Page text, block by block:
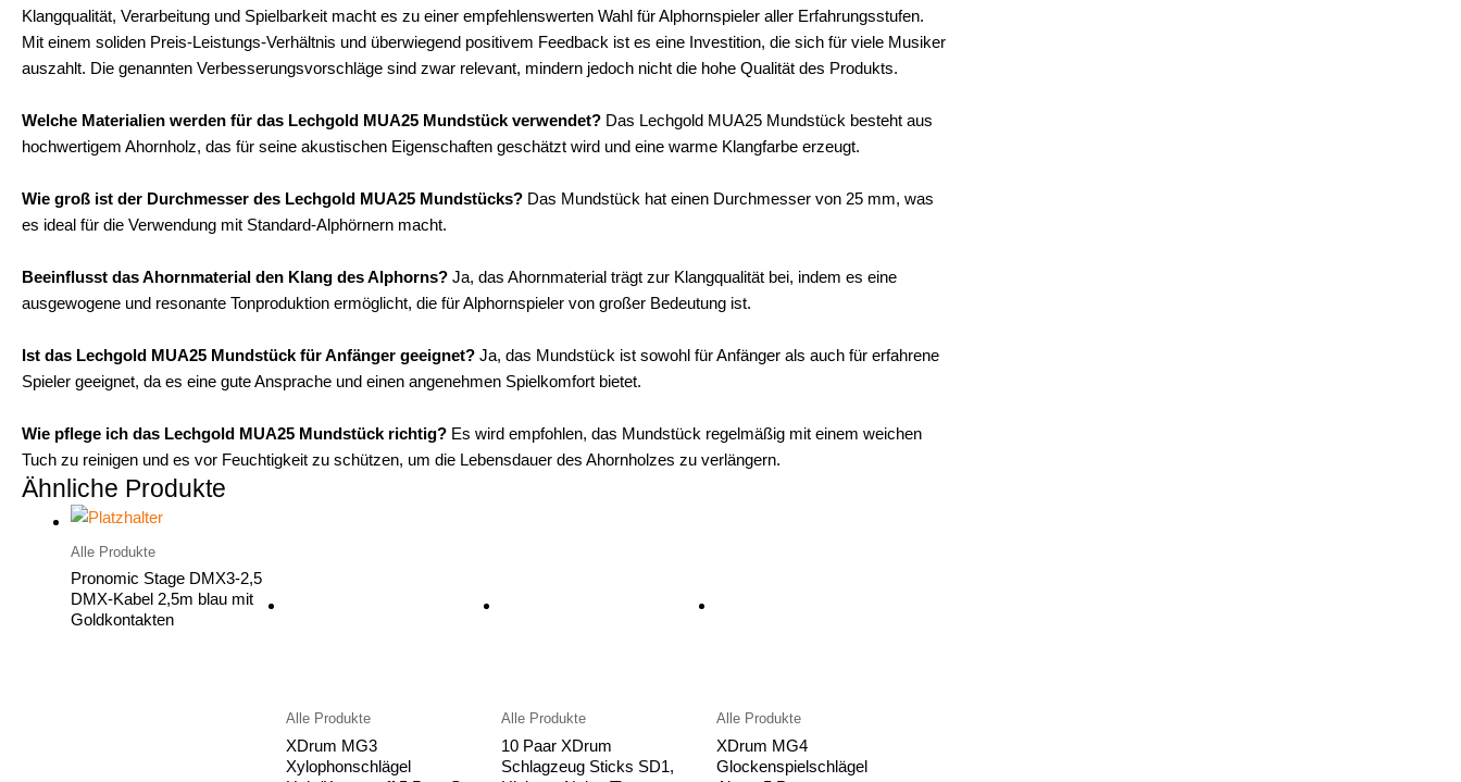
Klangqualität, Verarbeitung und Spielbarkeit macht es zu einer empfehlenswerten Wahl für Alphornspieler aller Erfahrungsstufen.
Mit einem soliden Preis-Leistungs-Verhältnis und überwiegend positivem Feedback ist es eine Investition, die sich für viele Musiker
auszahlt. Die genannten Verbesserungsvorschläge sind zwar relevant, mindern jedoch nicht die hohe Qualität des Produkts.
Welche Materialien werden für das Lechgold MUA25 Mundstück verwendet? Das Lechgold MUA25 Mundstück besteht aus
hochwertigem Ahornholz, das für seine akustischen Eigenschaften geschätzt wird und eine warme Klangfarbe erzeugt.
Wie groß ist der Durchmesser des Lechgold MUA25 Mundstücks? Das Mundstück hat einen Durchmesser von 25 mm, was
es ideal für die Verwendung mit Standard-Alphörnern macht.
Beeinflusst das Ahornmaterial den Klang des Alphorns? Ja, das Ahornmaterial trägt zur Klangqualität bei, indem es eine
ausgewogene und resonante Tonproduktion ermöglicht, die für Alphornspieler von großer Bedeutung ist.
Ist das Lechgold MUA25 Mundstück für Anfänger geeignet? Ja, das Mundstück ist sowohl für Anfänger als auch für erfahrene
Spieler geeignet, da es eine gute Ansprache und einen angenehmen Spielkomfort bietet.
Wie pflege ich das Lechgold MUA25 Mundstück richtig? Es wird empfohlen, das Mundstück regelmäßig mit einem weichen
Tuch zu reinigen und es vor Feuchtigkeit zu schützen, um die Lebensdauer des Ahornholzes zu verlängern.
Ähnliche Produkte
Alle Produkte
Pronomic Stage DMX3-2,5
DMX-Kabel 2,5m blau mit
Goldkontakten
Alle Produkte
XDrum MG3
Xylophonschlägel
Alle Produkte
10 Paar XDrum
Schlagzeug Sticks SD1,
Alle Produkte
XDrum MG4
Glockenspielschlägel